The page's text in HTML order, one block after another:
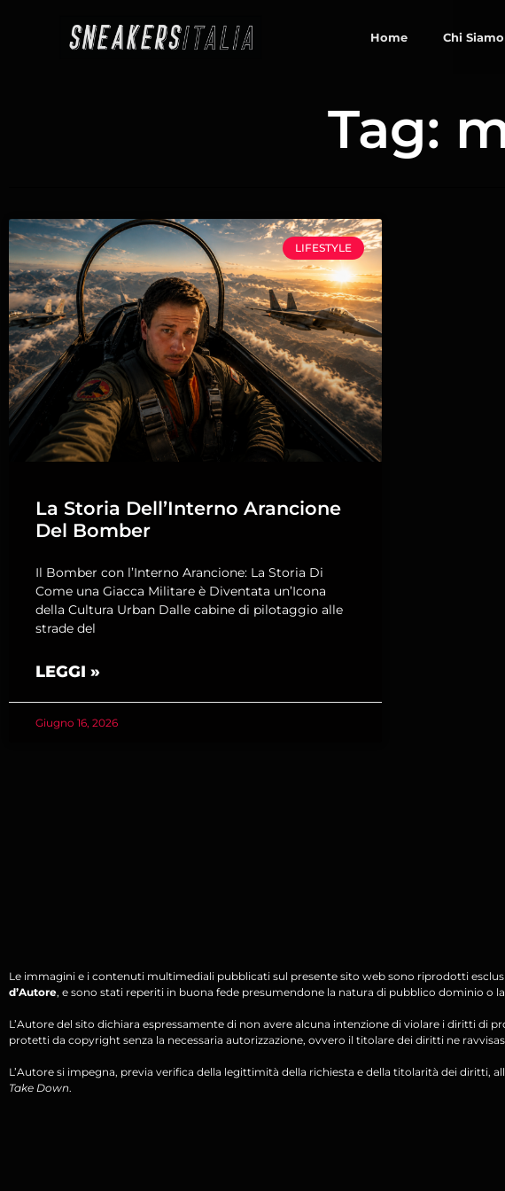
Home Chi Siamo
Tag:
LIFESTYLE
La Storia Dell’Interno Arancione
Del Bomber
Il Bomber con l’Interno Arancione: La Storia Di
Come una Giacca Militare è Diventata un’Icona
della Cultura Urban Dalle cabine di pilotaggio alle
strade del
LEGGI »
Giugno 16, 2026
Le immagini e i contenuti multimediali pubblicati sul presente sito web sono riprodotti
d’Autore, e sono stati reperiti in buona fede presumendone la natura di pubblico dominio o
L’Autore del sito dichiara espressamente di non avere alcuna intenzione di violare i diritti
protetti da copyright senza la necessaria autorizzazione, ovvero il titolare dei diritti ne
L’Autore si impegna, previa verifica della legittimità della richiesta e della titolarità dei diritti,
Take Down.